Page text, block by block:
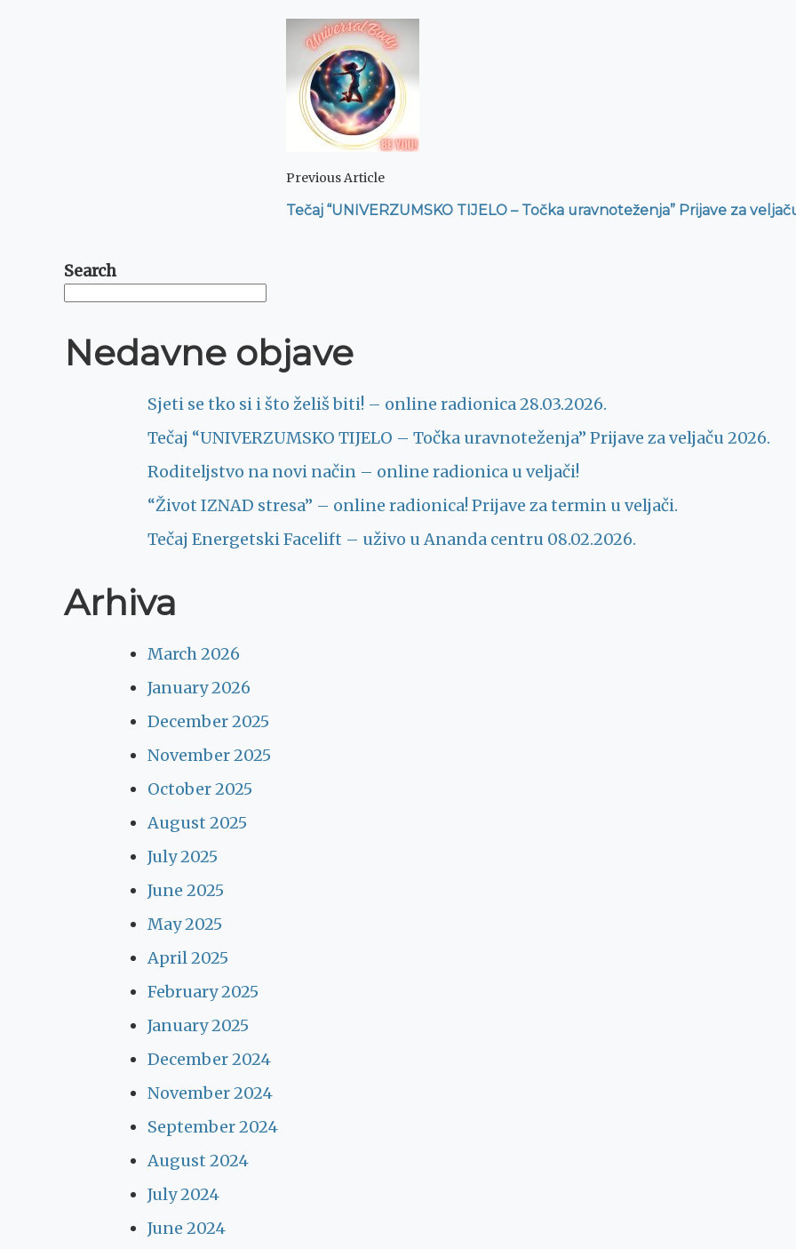
Post
Navigation
Previous Article
Tečaj “UNIVERZUMSKO TIJELO – Točka uravnoteženja” Prijave za
Search
Nedavne objave
Sjeti se tko si i što želiš biti! – online radionica 28.03.2026.
Tečaj “UNIVERZUMSKO TIJELO – Točka uravnoteženja” Prijave za veljaču 2026.
Roditeljstvo na novi način – online radionica u veljači!
“Život IZNAD stresa” – online radionica! Prijave za termin u veljači.
Tečaj Energetski Facelift – uživo u Ananda centru 08.02.2026.
Arhiva
March 2026
January 2026
December 2025
November 2025
October 2025
August 2025
July 2025
June 2025
May 2025
April 2025
February 2025
January 2025
December 2024
November 2024
September 2024
August 2024
July 2024
June 2024